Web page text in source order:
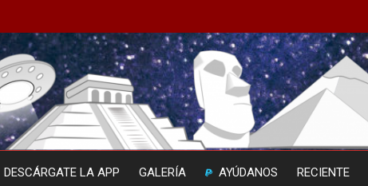
DESCÁRGATE LA APP GALERÍA AYÚDANOS RECIENTE